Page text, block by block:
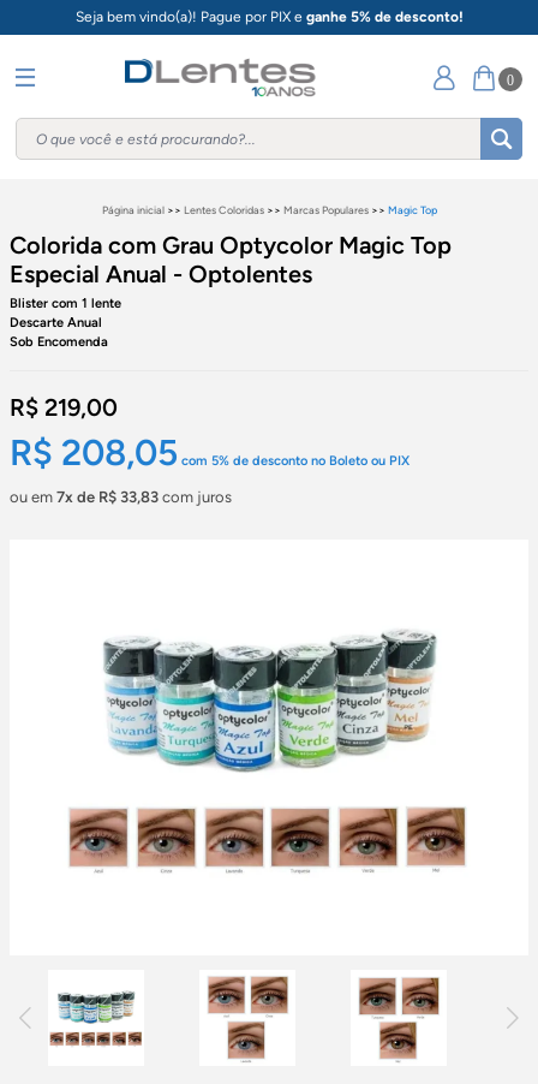
Seja bem vindo(a)! Pague por PIX e ganhe 5% de desconto!
0
Página inicial>> Lentes Coloridas>> Marcas Populares>> Magic Top
Colorida com Grau Optycolor Magic Top
Especial Anual - Optolentes
Blister com 1 lente
Descarte Anual
Sob Encomenda
R$ 219,00
R$ 208,05 com 5% de desconto no Boleto ou PIX
ou em 7x de R$ 33,83 com juros